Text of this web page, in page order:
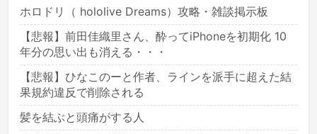
ホロドリ（ hololive Dreams）攻略・雑談掲示板
【悲報】前田佳織里さん、酔ってiPhoneを初期化 10
年分の思い出も消える・・・
【悲報】ひなこのーと作者、ラインを派手に超えた結
果規約違反で削除される
髪を結ぶと頭痛がする人